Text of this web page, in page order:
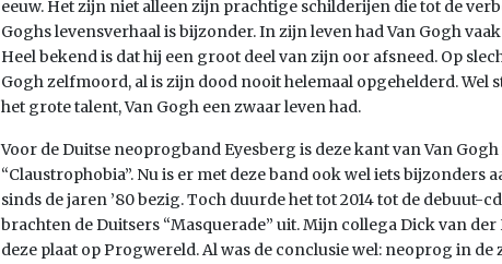
eeuw. Het zijn niet alleen zijn prachtige schilderijen die tot de
Goghs levensverhaal is bijzonder. In zijn leven had Van Gogh
Heel bekend is dat hij een groot deel van zijn oor afsneed. Op
Gogh zelfmoord, al is zijn dood nooit helemaal opgehelderd. Wel
het grote talent, Van Gogh een zwaar leven had.
Voor de Duitse neoprogband Eyesberg is deze kant van Van
“Claustrophobia”. Nu is er met deze band ook wel iets bijzonders
sinds de jaren ’80 bezig. Toch duurde het tot 2014 tot de debuut-
brachten de Duitsers “Masquerade” uit. Mijn collega Dick van der
deze plaat op Progwereld. Al was de conclusie wel: neoprog in de